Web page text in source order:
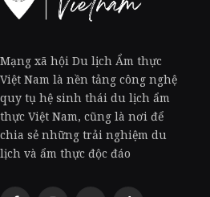
Mạng xã hội Du lịch Ẩm thực
Việt Nam là nền tảng công nghệ
quy tụ hệ sinh thái du lịch ẩm
thực Việt Nam, cũng là nơi để
chia sẻ những trải nghiệm du
lịch và ẩm thực độc đáo